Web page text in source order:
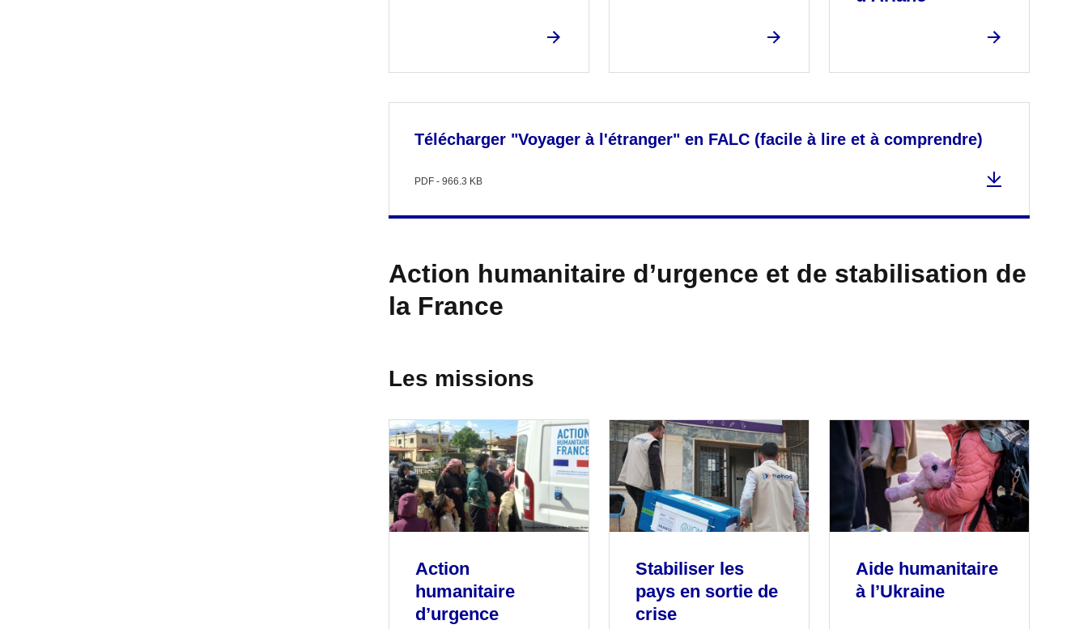
Télécharger "Voyager à l'étranger" en FALC (facile à lire et à comprendre)
PDF - 966.3 KB
Action humanitaire d’urgence et de stabilisation de
la France
Les missions
Action
humanitaire
d’urgence
Stabiliser les
pays en sortie de
crise
Aide humanitaire
à l’Ukraine